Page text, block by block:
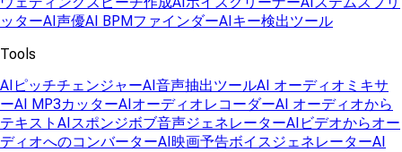
ッターAI声優AI BPMファインダーAIキー検出ツール
Tools
AIピッチチェンジャーAI音声抽出ツールAI オーディオミキサ
ーAI MP3カッターAIオーディオレコーダーAI オーディオから
テキスト AIスポンジボブ音声ジェネレーターAIビデオからオー
ディオへのコンバーターAI映画予告ボイスジェネレーターAI